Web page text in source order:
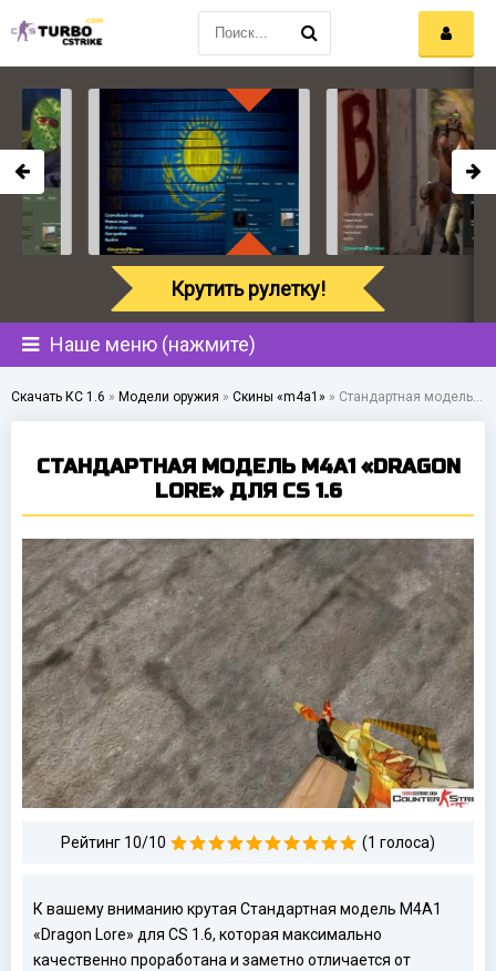
Наше меню (нажмите)
Скачать КС 1.6 » Модели оружия » Скины «m4a1» » Стандартная модель M4A1 «Dragon Lore» для CS 1.6
СТАНДАРТНАЯ МОДЕЛЬ M4A1 «DRAGON
LORE» ДЛЯ CS 1.6
Рейтинг 10/10 (1 голоса)
К вашему вниманию крутая Стандартная модель M4A1
«Dragon Lore» для CS 1.6, которая максимально
качественно проработана и заметно отличается от
Крутить рулетку!